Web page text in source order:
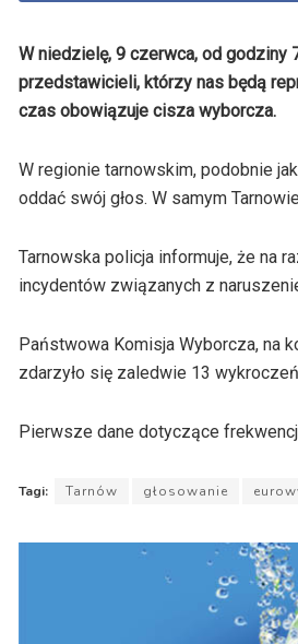
W niedzielę, 9 czerwca, od godziny
przedstawicieli, którzy nas będą
czas obowiązuje cisza wyborcza.
W regionie tarnowskim, podobnie
oddać swój głos. W samym
Tarnowska policja informuje, że na
incydentów związanych z
Państwowa Komisja Wyborcza, na
zdarzyło się zaledwie 13
Pierwsze dane dotyczące
Tagi: Tarnów głosowanie